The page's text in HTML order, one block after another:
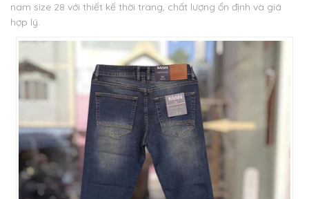
nam size 28 với thiết kế thời trang, chất lượng ổn định và giá
hợp lý.